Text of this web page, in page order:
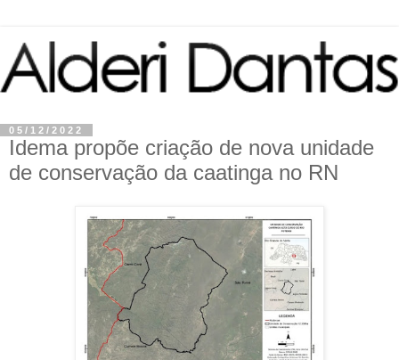
05/12/2022
Idema propõe criação de nova unidade
de conservação da caatinga no RN